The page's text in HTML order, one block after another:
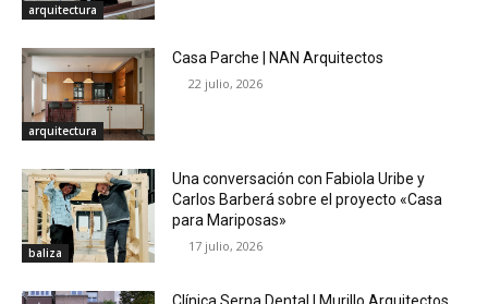
arquitectura
arquitectura
Casa Parche | NAN Arquitectos
22 julio, 2026
baliza
Una conversación con Fabiola Uribe y
Carlos Barberá sobre el proyecto «Casa
para Mariposas»
17 julio, 2026